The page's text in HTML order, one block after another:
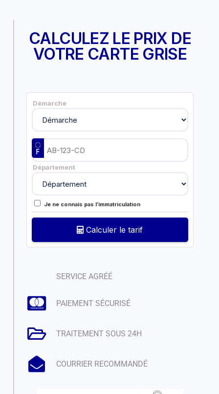
CALCULEZ LE PRIX DE
VOTRE CARTE GRISE
Démarche
Département
Je ne connais pas l’immatriculation
Calculer le tarif
SERVICE AGRÉÉ
PAIEMENT SÉCURISÉ
TRAITEMENT SOUS 24H
COURRIER RECOMMANDÉ